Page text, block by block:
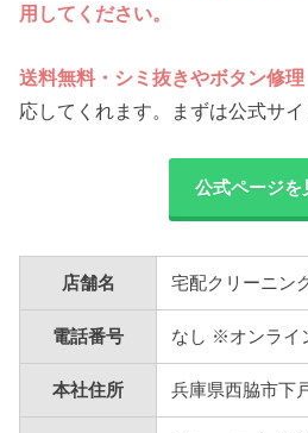
用してください。
送料無料・シミ抜きやボタン修
応してくれます。まずは公式サイ
公式ページを
店舗名 宅配クリーニン
電話番号 なし ※オンライ
本社住所 兵庫県西脇市下